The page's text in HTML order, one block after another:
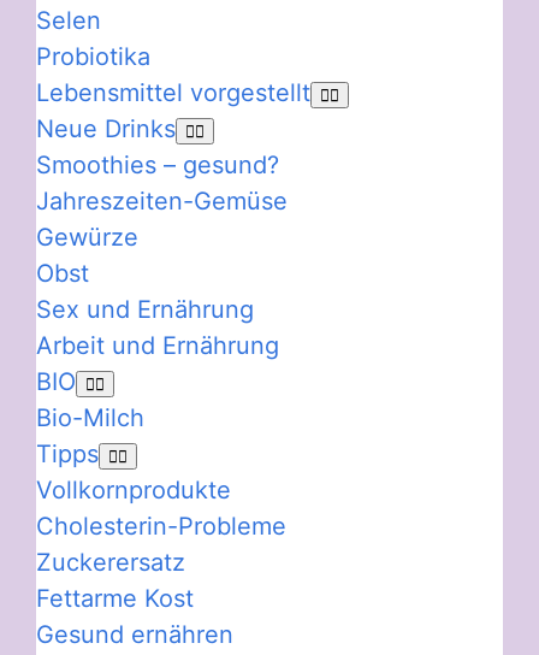
Selen
Probiotika
Lebensmittel vorgestellt
Neue Drinks
Smoothies – gesund?
Jahreszeiten-Gemüse
Gewürze
Obst
Sex und Ernährung
Arbeit und Ernährung
BIO
Bio-Milch
Tipps
Vollkornprodukte
Cholesterin-Probleme
Zuckerersatz
Fettarme Kost
Gesund ernähren